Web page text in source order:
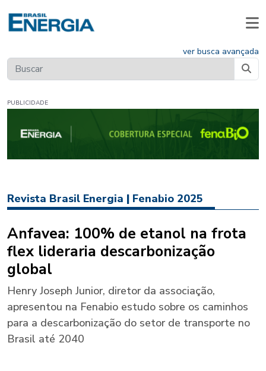
ver busca avançada
PUBLICIDADE
Revista Brasil Energia | Fenabio 2025
Anfavea: 100% de etanol na frota
flex lideraria descarbonização
global
Henry Joseph Junior, diretor da associação,
apresentou na Fenabio estudo sobre os caminhos
para a descarbonização do setor de transporte no
Brasil até 2040